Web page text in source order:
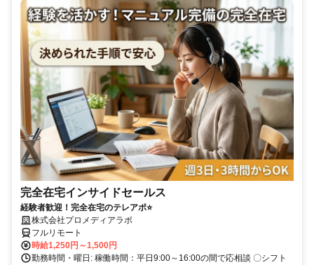
完全在宅インサイドセールス
経験者歓迎！完全在宅のテレアポ⭐
株式会社プロメディアラボ
フルリモート
時給1,250円～1,500円
勤務時間・曜日: 稼働時間：平日9:00～16:00の間で応相談 〇シフト